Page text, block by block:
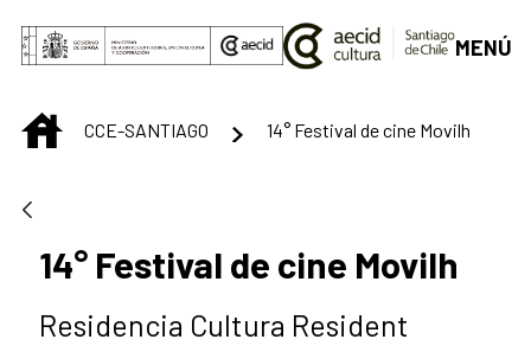
Saltar al contenido principal
MENÚ
INICIOCCE-SANTIAGO 14° Festival de cine Movilh
14° Festival de cine Movilh
Residencia Cultura Resident